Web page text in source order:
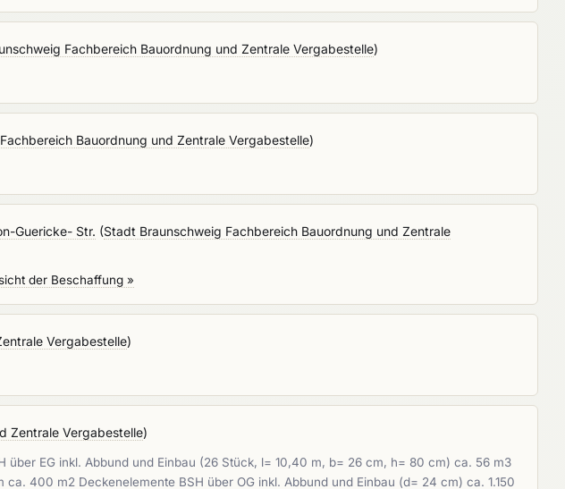
Fachbereich Bauordnung und Zentrale Vergabestelle)
Bauordnung und Zentrale Vergabestelle)
Guericke- Str. (Stadt Braunschweig Fachbereich Bauordnung und Zentrale
der Beschaffung »
Vergabestelle)
Zentrale Vergabestelle)
EG inkl. Abbund und Einbau (26 Stück, l= 10,40 m, b= 26 cm, h= 80 cm) ca. 56 m3
400 m2 Deckenelemente BSH über OG inkl. Abbund und Einbau (d= 24 cm) ca. 1.150